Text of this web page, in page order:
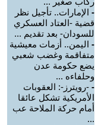
- الإمارات.. تأجيل نظر
قضية -العتاد العسكري
للسودان- بعد تقديم ...
- اليمن.. أزمات معيشية
متفاقمة وغضب شعبي
يضع حكومة عدن
وحلفاءه ...
- -رويترز-: العقوبات
الأمريكية تشكل عائقا
أمام حركة الملاحة عب
...